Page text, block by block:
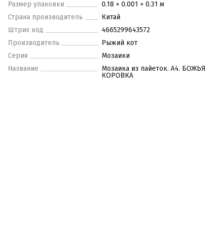
Размер упаковки
0.18 × 0.001 × 0.31 м
Страна производитель
Китай
Штрих код
4665299643572
Производитель
Рыжий кот
Серия
Мозаики
Название
Мозаика из пайеток. А4. БОЖЬЯ
КОРОВКА